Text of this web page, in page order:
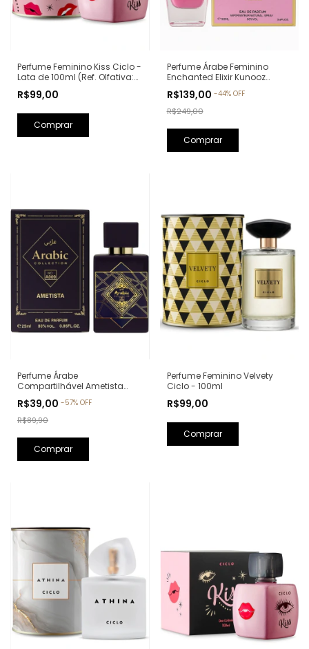
Perfume Feminino Kiss Ciclo -
Lata de 100ml (Ref. Olfativa:
R$99,00
Perfume Árabe Feminino
Enchanted Elixir Kunooz
100ml (Ref. Olfativa: Chance
Eau de Parfum Chanel)
R$139,00 -44% OFF
R$249,00
Perfume Árabe
Compartilhável Ametista
25ml (Ref. Olfativa: Bade'e Al
Oud Amethyst Lattafa)
R$39,00 -57% OFF
R$89,90
Perfume Feminino Velvety
Ciclo - 100ml
R$99,00